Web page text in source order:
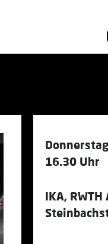
16.30 Uhr
IKA, RWTH